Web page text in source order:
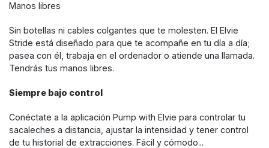
Manos libres
Sin botellas ni cables colgantes que te molesten. El Elvie
Stride está diseñado para que te acompañe en tu día a día;
pasea con él, trabaja en el ordenador o atiende una llamada.
Tendrás tus manos libres.
Siempre bajo control
Conéctate a la aplicación Pump with Elvie para controlar tu
sacaleches a distancia, ajustar la intensidad y tener control
de tu historial de extracciones. Fácil y cómodo...